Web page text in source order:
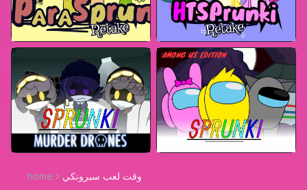
home وقت لعب سبرونكي